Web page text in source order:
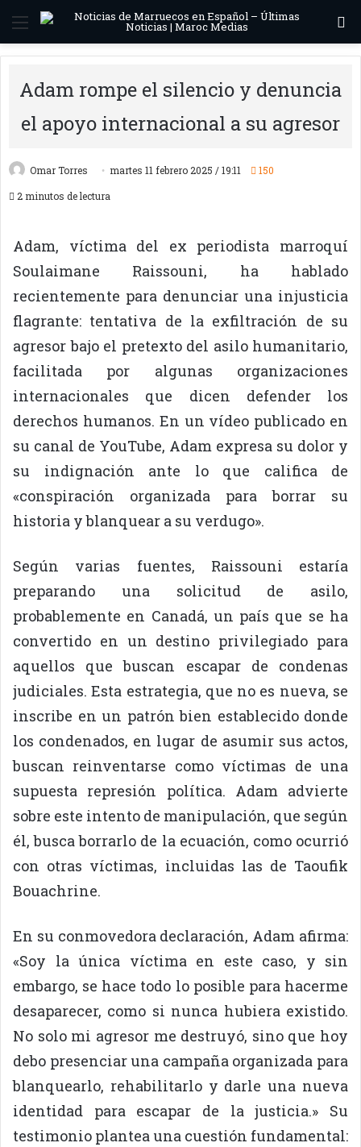
Menú
Adam rompe el silencio y denuncia
el apoyo internacional a su agresor
Omar Torres martes 11 febrero 2025 / 19:11
150
2 minutos de lectura
Adam, víctima del ex periodista marroquí
Soulaimane Raissouni, ha hablado
recientemente para denunciar una injusticia
flagrante: tentativa de la exfiltración de su
agresor bajo el pretexto del asilo humanitario,
facilitada por algunas organizaciones
internacionales que dicen defender los
derechos humanos. En un vídeo publicado en
su canal de YouTube, Adam expresa su dolor y
su indignación ante lo que califica de
«conspiración organizada para borrar su
historia y blanquear a su verdugo».
Según varias fuentes, Raissouni estaría
preparando una solicitud de asilo,
probablemente en Canadá, un país que se ha
convertido en un destino privilegiado para
aquellos que buscan escapar de condenas
judiciales. Esta estrategia, que no es nueva, se
inscribe en un patrón bien establecido donde
los condenados, en lugar de asumir sus actos,
buscan reinventarse como víctimas de una
supuesta represión política. Adam advierte
sobre este intento de manipulación, que según
él, busca borrarlo de la ecuación, como ocurrió
con otras víctimas, incluidas las de Taoufik
Bouachrine.
En su conmovedora declaración, Adam afirma:
«Soy la única víctima en este caso, y sin
embargo, se hace todo lo posible para hacerme
desaparecer, como si nunca hubiera existido.
No solo mi agresor me destruyó, sino que hoy
debo presenciar una campaña organizada para
blanquearlo, rehabilitarlo y darle una nueva
identidad para escapar de la justicia.» Su
testimonio plantea una cuestión fundamental: